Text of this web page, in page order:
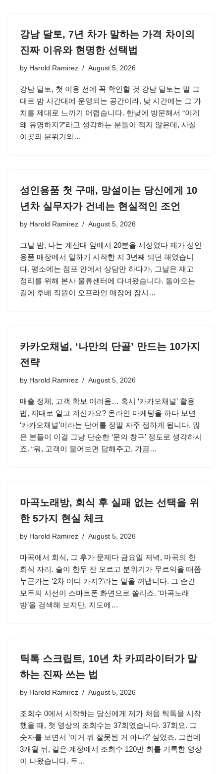
강남 달토, 7년 차가 말하는 가격 차이의
진짜 이유와 현명한 선택법
by Harold Ramirez August 5, 2026
강남 달토, 첫 이용 전에 꼭 확인할 것 강남 달토는 말 그
대로 밤 시간대에 운영되는 공간이라, 낮 시간에는 그 가
치를 제대로 느끼기 어렵습니다. 한낮에 방문해서 “이게
왜 유명하지?”라고 생각하는 분들이 적지 않은데, 사실
이곳의 분위기와…
성인용품 첫 구매, 망설이는 당신에게 10
년차 실무자가 건네는 현실적인 조언
by Harold Ramirez August 5, 2026
그날 밤, 나는 계산대 앞에서 20분을 서성였다 제가 성인
용품 매장에서 일하기 시작한 지 3년째 되던 해였습니
다. 평소에는 점포 안에서 상담만 하다가, 그날은 재고
정리를 위해 본사 물류센터에 다녀왔습니다. 돌아오는
길에 후배 직원이 오프라인 매장에 잠시…
카카오채널, ‘나만의 단골’ 만드는 10가지
전략
by Harold Ramirez August 5, 2026
매출 정체, 고객 확보 어려움… 혹시 ‘카카오채널’ 활용
법, 제대로 알고 계신가요? 온라인 마케팅을 하다 보면
‘카카오채널’이라는 단어를 정말 자주 접하게 됩니다. 많
은 분들이 이걸 그냥 단순한 ‘문의 창구’ 정도로 생각하시
죠. “뭐, 고객이 물어보면 답해주고, 가끔…
마곡노래방, 회식 후 실패 없는 선택을 위
한 5가지 현실 체크
by Harold Ramirez August 5, 2026
마곡에서 회식, 그 후가 문제다 금요일 저녁, 마곡의 한
회식 자리. 술이 한두 잔 오르고 분위기가 무르익을 때쯤
누군가는 ‘2차 어디 가지?’라는 말을 꺼냅니다. 그 순간
모두의 시선이 스마트폰 화면으로 쏠리죠. ‘마곡노래
방’을 검색해 보지만, 지도에…
틱톡 스크립트, 10년 차 카피라이터가 말
하는 진짜 쓰는 법
by Harold Ramirez August 5, 2026
조회수 0에서 시작하는 당신에게 제가 처음 틱톡을 시작
했을 때, 첫 영상의 조회수는 37회였습니다. 37회요. 그
숫자를 보면서 ‘이거 뭐 잘못된 거 아냐?’ 싶었죠. 그런데
3개월 뒤, 같은 계정에서 조회수 120만 회를 기록한 영상
이 나왔습니다. 두…